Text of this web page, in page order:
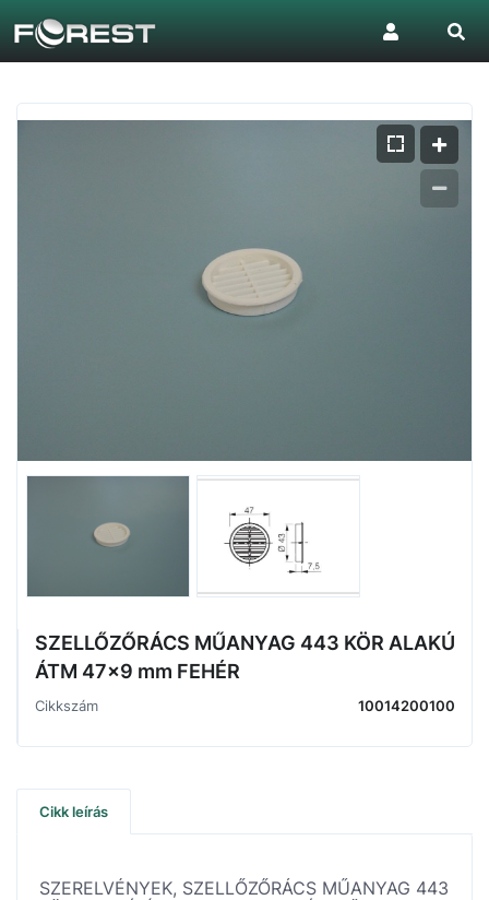
SZELLŐZŐRÁCS MŰANYAG 443 KÖR ALAKÚ
ÁTM 47x9 mm FEHÉR
Cikkszám 10014200100
Cikk leírás
SZERELVÉNYEK, SZELLŐZŐRÁCS MŰANYAG 443